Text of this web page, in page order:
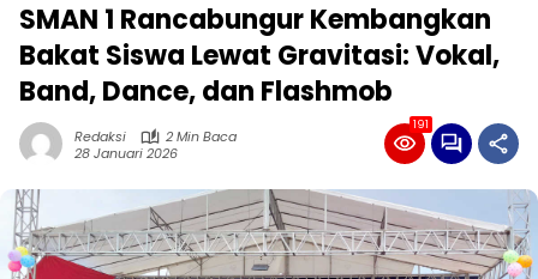
SMAN 1 Rancabungur Kembangkan
Bakat Siswa Lewat Gravitasi: Vokal,
Band, Dance, dan Flashmob
Redaksi
2 Min Baca
28 Januari 2026
191